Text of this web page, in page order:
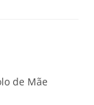
de Mãe